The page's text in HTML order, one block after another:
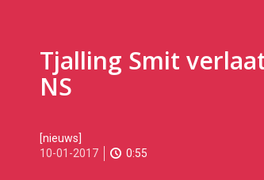
Tjalling Smit
NS
2017-
01-
[nieuws]
10-01-2017
0:55